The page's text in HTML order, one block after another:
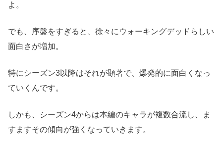
よ。
でも、序盤をすぎると、徐々にウォーキングデッドらしい
面白さが増加。
特にシーズン3以降はそれが顕著で、爆発的に面白くなっ
ていくんです。
しかも、シーズン4からは本編のキャラが複数合流し、ま
すますその傾向が強くなっていきます。